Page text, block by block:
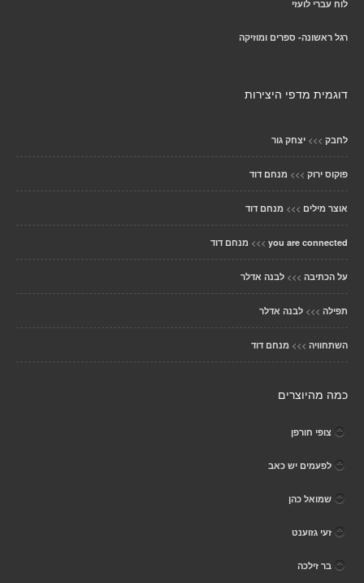
לוח עברי לועזי
רגל ראשונה- ספרים ומוזיקה
דוגמית מדפי היצירות
לחבק >>> יצחק גור
פוקוס ירוק >>> מנחם דוד
אוצר מילים >>> מנחם דוד
you are connected
>>> מנחם דוד
על הכתיבה >>> לבנה אדלר
תפילה >>> לבנה אדלר
השתחוויה >>> מנחם דוד
כמה מהיוצרים
צופי חורפן
לפעמים יש כאב
שמואל כהן
זעי גזוענט
בר זילכה